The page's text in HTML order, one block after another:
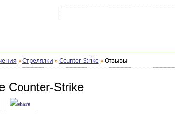
» Стрелялки » Counter-Strike » Отзывы
Counter-Strike